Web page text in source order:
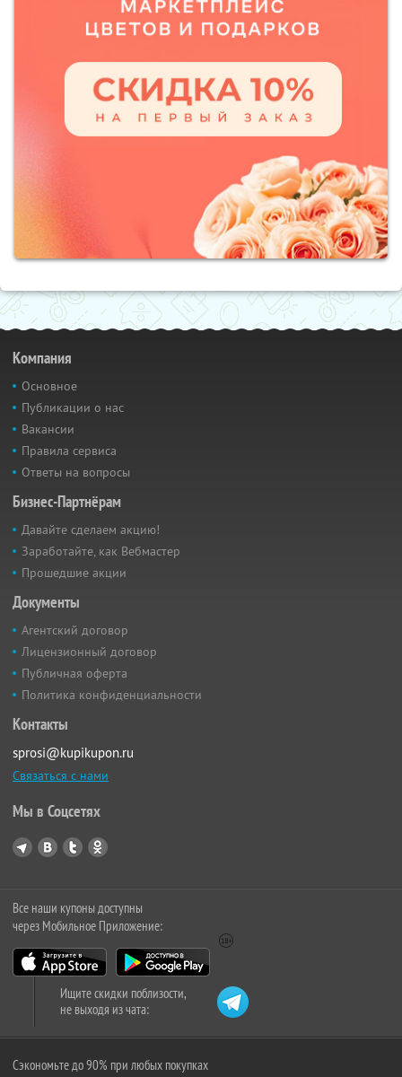
Компания
Основное
Публикации о нас
Вакансии
Правила сервиса
Ответы на вопросы
Бизнес-Партнёрам
Давайте сделаем акцию!
Заработайте, как Вебмастер
Прошедшие акции
Документы
Агентский договор
Лицензионный договор
Публичная оферта
Политика конфиденциальности
Контакты
sprosi@kupikupon.ru
Связаться с нами
Мы в Соцсетях
Все наши купоны доступны
через Мобильное Приложение:
Ищите скидки поблизости,
не выходя из чата:
Сэкономьте до 90% при любых покупках